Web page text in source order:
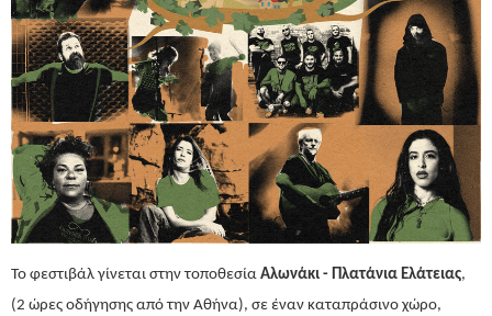
Το φεστιβάλ γίνεται στην τοποθεσία Αλωνάκι - Πλατάνια Ελάτειας,
(2 ώρες οδήγησης από την Αθήνα), σε έναν καταπράσινο χώρο,